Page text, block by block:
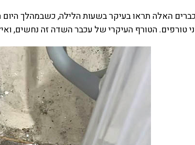
האלה תראו בעיקר בשעות הלילה, כשבמהלך
טורפים. הטורף העיקרי של עכבר השדה זה נחשים,